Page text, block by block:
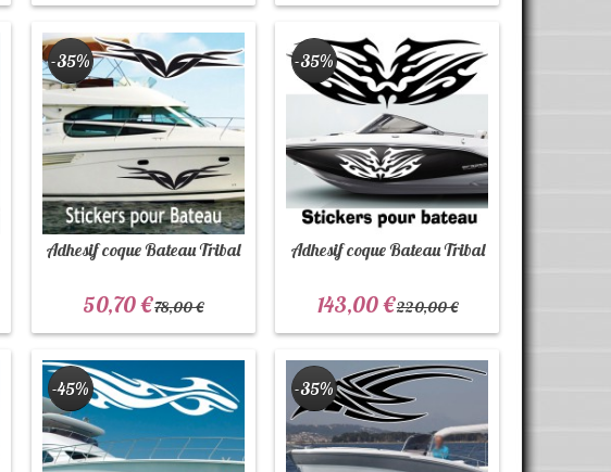
Adhesif coque Bateau Tribal
-35%
50,70 €78,00 €
Adhesif coque Bateau Tribal
-35%
143,00 €220,00 €
-45% -35%